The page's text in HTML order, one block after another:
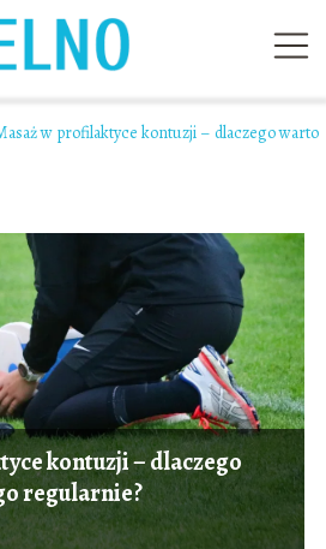
w profilaktyce kontuzji – dlaczego warto
kontuzji – dlaczego
regularnie?